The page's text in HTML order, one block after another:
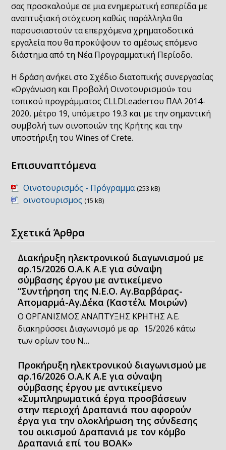
σας προσκαλούμε σε μια ενημερωτική εσπερίδα με
αναπτυξιακή στόχευση καθώς παράλληλα θα
παρουσιαστούν τα επερχόμενα χρηματοδοτικά
εργαλεία που θα προκύψουν το αμέσως επόμενο
διάστημα από τη Νέα Προγραμματική Περίοδο.
Η δράση ανήκει στο Σχέδιο διατοπικής συνεργασίας
«Οργάνωση και Προβολή Οινοτουρισμού» του
τοπικού προγράμματος CLLDLeaderτου ΠΑΑ 2014-
2020, μέτρο 19, υπόμετρο 19.3 και με την σημαντική
συμβολή των οινοποιών της Κρήτης και την
υποστήριξη του Wines of Crete.
Επισυναπτόμενα
Οινοτουρισμός - Πρόγραμμα (253 kB)
οινοτουρισμος (15 kB)
Σχετικά Άρθρα
Διακήρυξη ηλεκτρονικού διαγωνισμού με
αρ.15/2026 Ο.Α.Κ Α.Ε για σύναψη
σύμβασης έργου με αντικείμενο
“Συντήρηση της Ν.Ε.Ο. Αγ.Βαρβάρας-
Απομαρμά-Αγ.Δέκα (Καστέλι Μοιρών)
Ο ΟΡΓΑΝΙΣΜΟΣ ΑΝΑΠΤΥΞΗΣ ΚΡΗΤΗΣ Α.Ε.
διακηρύσσει Διαγωνισμό με αρ. 15/2026 κάτω
των ορίων του Ν…
Προκήρυξη ηλεκτρονικού διαγωνισμού με
αρ.16/2026 Ο.Α.Κ Α.Ε για σύναψη
σύμβασης έργου με αντικείμενο
«Συμπληρωματικά έργα προσβάσεων
στην περιοχή Δραπανιά που αφορούν
έργα για την ολοκλήρωση της σύνδεσης
του οικισμού Δραπανιά με τον κόμβο
Δραπανιά επί του ΒΟΑΚ»